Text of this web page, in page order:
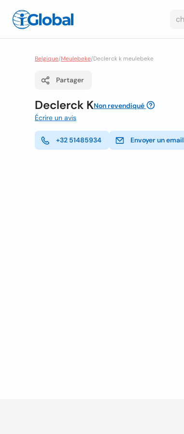
Belgique/Meulebeke/Declerck k meulebeke
Partager
Declerck KNon revendiqué
Écrire un avis
+32 51485934 Envoyer un email